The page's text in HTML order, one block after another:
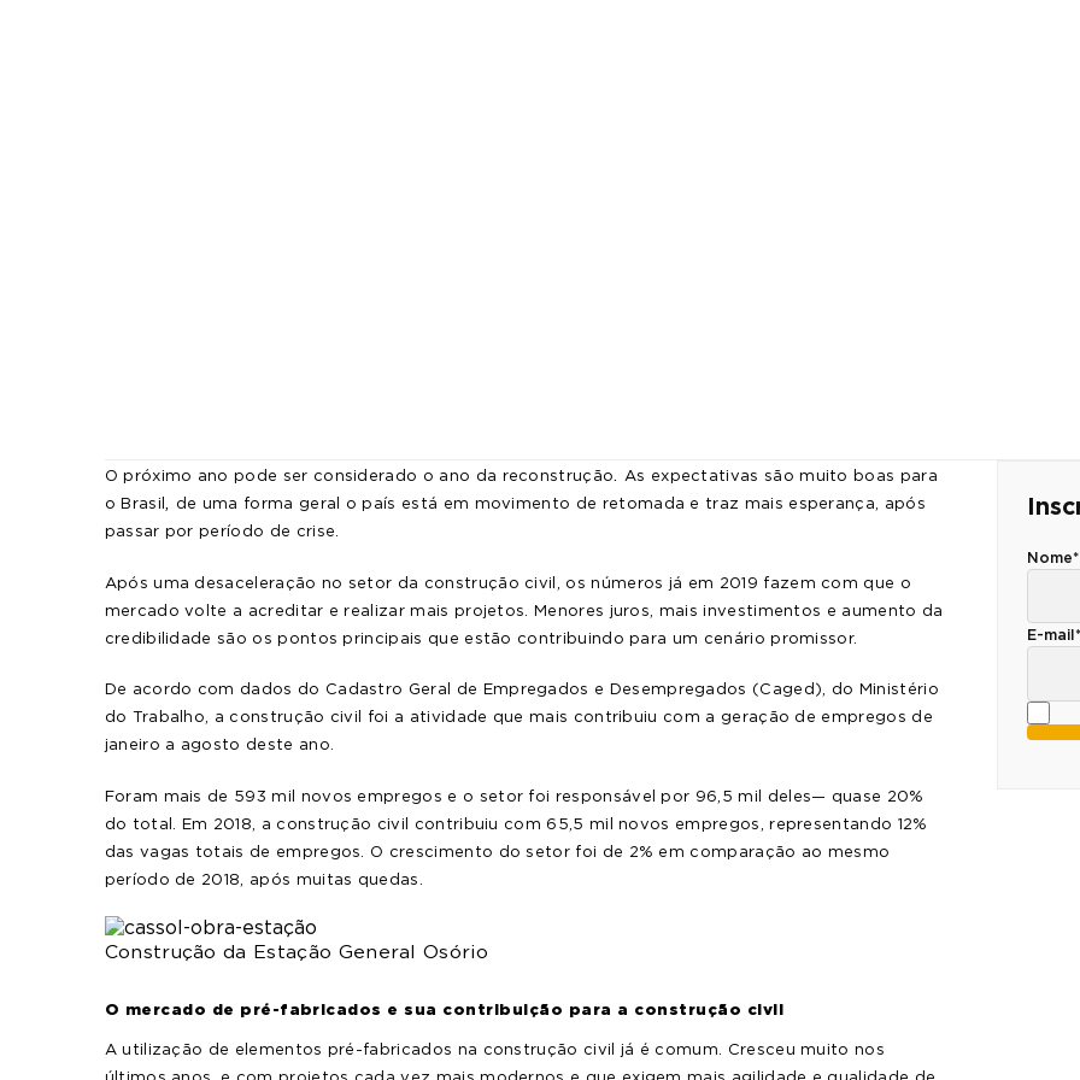
O próximo ano pode ser considerado o ano da reconstrução
As expectativas são muito boas para
o Brasil
de uma forma geral o país está em movimento de retomada e traz mais esperança, após
passar por período de crise.
Após uma desaceleração no setor da construção civil, os números já em 2019 fazem com que o
mercado volte a acreditar e realizar mais projetos.Menores juros, mais investimentos e aumento da
credibilidade são os pontos principais que estão contribuindo para um cenário promissor.
De acordo com dados do Cadastro Geral de Empregados e Desempregados (Caged), do Ministério
do Trabalho, a construção civil foi a atividade que mais contribuiu com a geração de empregos de
janeiro a agosto deste ano.
Foram mais de 593 mil novos empregos e o setor foi responsável por 96,5 mil deles— quase 20%
do total. Em 2018, a construção civil contribuiu com 65,5 mil novos empregos, representando 12%
das vagas totais de empregos. O crescimento do setor foi de 2% em comparação ao mesmo
período de 2018, após muitas quedas.
Construção da Estação General Osório
O mercado de pré-fabricados e sua contribuição para a construção civil
A utilização de elementos pré-fabricados na construção civil já é comum. Cresceu muito nos
últimos anos, e com projetos cada vez mais modernos e que exigem mais agilidade e qualidade de
Nome*
E-mail*